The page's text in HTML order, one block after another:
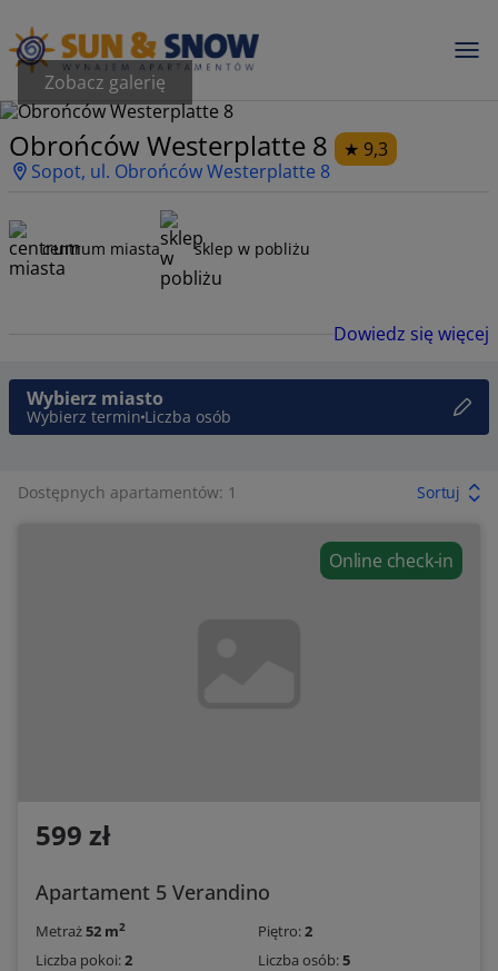
Zobacz galerię
Obrońców Westerplatte 8
9,3
Sopot, ul. Obrońców Westerplatte 8
centrum miasta sklep w pobliżu
Dowiedz się więcej
Wybierz miasto
Wybierz termin Liczba osób
Dostępnych apartamentów: 1 Sortuj
Online check-in
599 zł
Apartament 5 Verandino
Metraż52 m2 Piętro:2
Liczba pokoi:2 Liczba osób:5